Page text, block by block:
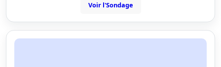
Voir l'Sondage